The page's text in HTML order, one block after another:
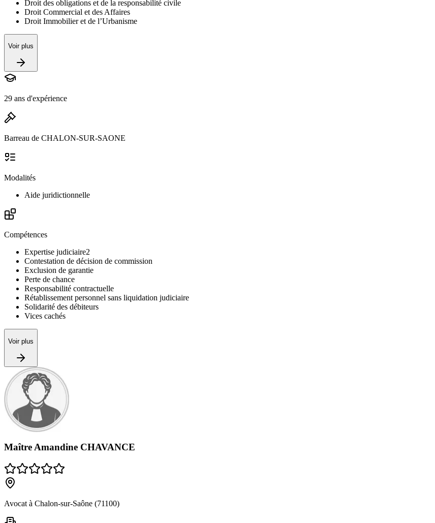
Droit des obligations et de la responsabilité civile
Droit Commercial et des Affaires
Droit Immobilier et de l’Urbanisme
Voir plus
29 ans d'expérience
Barreau de CHALON-SUR-SAONE
Modalités
Aide juridictionnelle
Compétences
Expertise judiciaire2
Contestation de décision de commission
Exclusion de garantie
Perte de chance
Responsabilité contractuelle
Rétablissement personnel sans liquidation judiciaire
Solidarité des débiteurs
Vices cachés
Voir plus
Maître Amandine CHAVANCE
Avocat à Chalon-sur-Saône (71100)